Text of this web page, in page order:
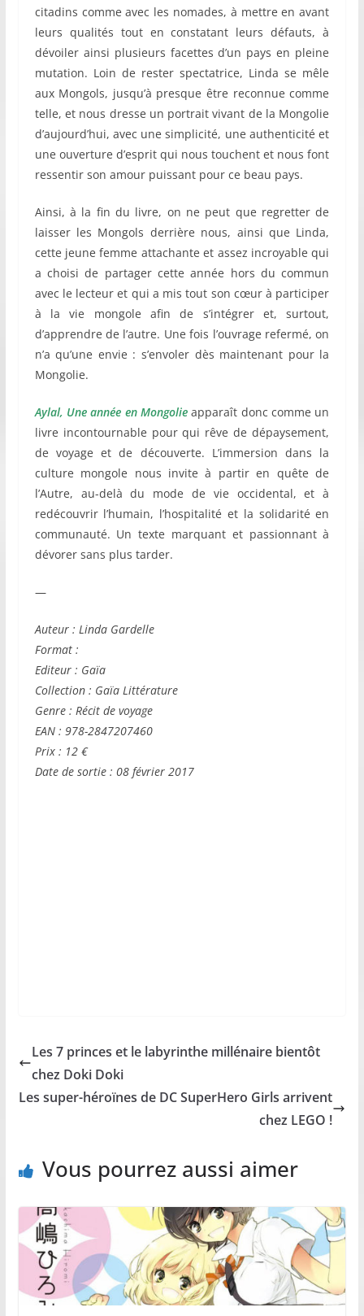
citadins comme avec les nomades, à mettre en avant
leurs qualités tout en constatant leurs défauts, à
dévoiler ainsi plusieurs facettes d’un pays en pleine
mutation. Loin de rester spectatrice, Linda se mêle
aux Mongols, jusqu’à presque être reconnue comme
telle, et nous dresse un portrait vivant de la Mongolie
d’aujourd’hui, avec une simplicité, une authenticité et
une ouverture d’esprit qui nous touchent et nous font
ressentir son amour puissant pour ce beau pays.
Ainsi, à la fin du livre, on ne peut que regretter de
laisser les Mongols derrière nous, ainsi que Linda,
cette jeune femme attachante et assez incroyable qui
a choisi de partager cette année hors du commun
avec le lecteur et qui a mis tout son cœur à participer
à la vie mongole afin de s’intégrer et, surtout,
d’apprendre de l’autre. Une fois l’ouvrage refermé, on
n’a qu’une envie : s’envoler dès maintenant pour la
Mongolie.
Aylal, Une année en Mongolie apparaît donc comme un
livre incontournable pour qui rêve de dépaysement,
de voyage et de découverte. L’immersion dans la
culture mongole nous invite à partir en quête de
l’Autre, au-delà du mode de vie occidental, et à
redécouvrir l’humain, l’hospitalité et la solidarité en
communauté. Un texte marquant et passionnant à
dévorer sans plus tarder.
—
Auteur : Linda Gardelle
Format :
Editeur : Gaïa
Collection : Gaïa Littérature
Genre : Récit de voyage
EAN : 978-2847207460
Prix : 12 €
Date de sortie : 08 février 2017
Les 7 princes et le labyrinthe millénaire bientôt
chez Doki Doki
Les super-héroïnes de DC SuperHero Girls arrivent
chez LEGO !
Vous pourrez aussi aimer